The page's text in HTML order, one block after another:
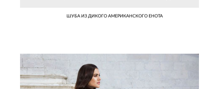
ШУБА ИЗ ДИКОГО АМЕРИКАНСКОГО ЕНОТА